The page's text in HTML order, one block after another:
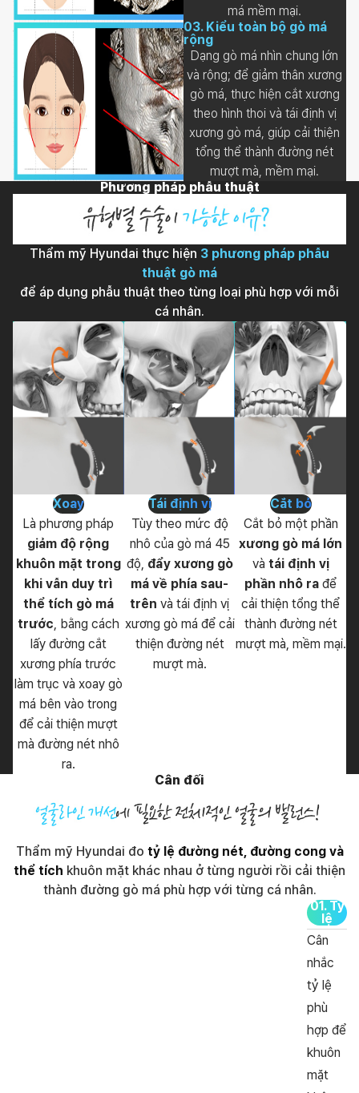
má mềm mại.
03. Kiểu toàn bộ gò má
rộng
Dạng gò má nhìn chung lớn
và rộng; để giảm thân xương
gò má, thực hiện cắt xương
theo hình thoi và tái định vị
xương gò má, giúp cải thiện
tổng thể thành đường nét
mượt mà, mềm mại.
Phương pháp phẫu thuật
Thẩm mỹ Hyundai thực hiện 3 phương pháp phẫu
thuật gò má
để áp dụng phẫu thuật theo từng loại phù hợp với mỗi
cá nhân.
Xoay
Là phương pháp
giảm độ rộng
khuôn mặt trong
khi vẫn duy trì
thể tích gò má
trước, bằng cách
lấy đường cắt
xương phía trước
làm trục và xoay gò
má bên vào trong
để cải thiện mượt
mà đường nét nhô
ra.
Tái định vị
Tùy theo mức độ
nhô của gò má 45
độ, đẩy xương gò
má về phía sau-
trên và tái định vị
xương gò má để cải
thiện đường nét
mượt mà.
Cắt bỏ
Cắt bỏ một phần
xương gò má lớn
và tái định vị
phần nhô ra để
cải thiện tổng thể
thành đường nét
mượt mà, mềm mại.
Cân đối
Thẩm mỹ Hyundai đo tỷ lệ đường nét, đường cong và
thể tích khuôn mặt khác nhau ở từng người rồi cải thiện
thành đường gò má phù hợp với từng cá nhân.
01. Tỷ
lệ
Cân
nhắc
tỷ lệ
phù
hợp để
khuôn
mặt